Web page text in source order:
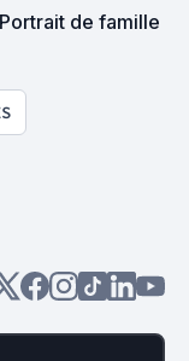
Portrait de famille